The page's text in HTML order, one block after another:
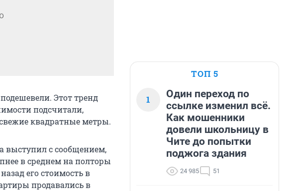
Этот тренд
подсчитали,
квадратные метры.
выступил с сообщением,
в среднем на полторы
его стоимость в
продавались в
ТОП 5
1
Один переход по
ссылке изменил всё.
Как мошенники
довели школьницу в
Чите до попытки
поджога здания
24 985 51